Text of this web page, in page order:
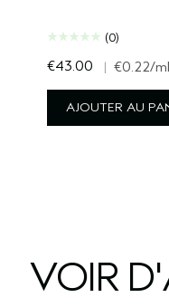
(0)
€43.00 | €0.22/ml
AJOUTER AU
VOIR